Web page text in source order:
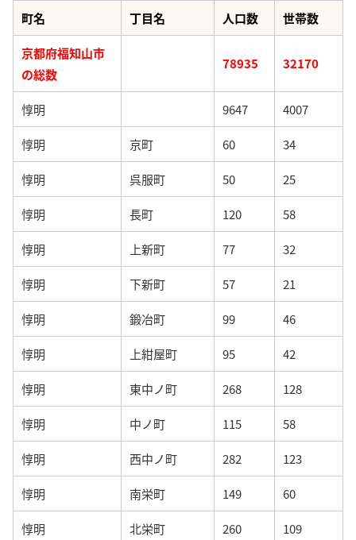
町名 丁目名 人口数 世帯数
京都府福知山市
の総数
78935 32170
惇明 9647 4007
惇明 京町 60 34
惇明 呉服町 50 25
惇明 長町 120 58
惇明 上新町 77 32
惇明 下新町 57 21
惇明 鍛冶町 99 46
惇明 上紺屋町 95 42
惇明 東中ノ町 268 128
惇明 中ノ町 115 58
惇明 西中ノ町 282 123
惇明 南栄町 149 60
惇明 北栄町 260 109